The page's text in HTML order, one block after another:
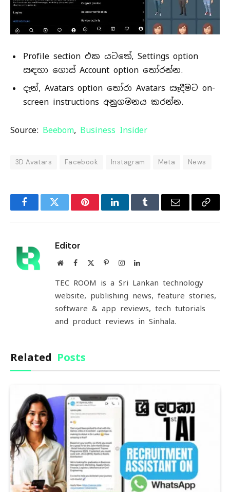
Profile section එක යටතේ, Settings option
සඳහා ගොස් Account option තෝරන්න.
දැන්, Avatars option තෝරා Avatars සෑදීමට on-
screen instructions අනුගමනය කරන්න.
Source: Beebom, Business Insider
3D Avatars Facebook Instagram Meta News
FacebookTwitter PinterestLinkedInTumblr Email
Copy
Editor
WebsiteFacebook PinterestInstagramLinkedIn
TEC ROOM is a Sri Lankan technology
website, publishing news, feature stories,
software & app reviews, tech tutorials
and product reviews in Sinhala.
Related Posts